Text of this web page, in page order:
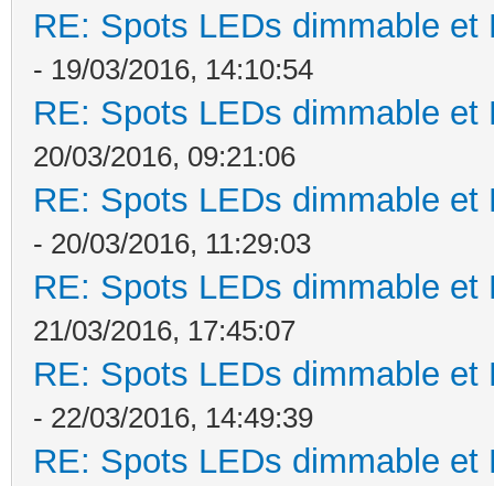
RE: Spots LEDs dimmable
- 19/03/2016, 14:10:54
RE: Spots LEDs dimmable
20/03/2016, 09:21:06
RE: Spots LEDs dimmable
- 20/03/2016, 11:29:03
RE: Spots LEDs dimmable
21/03/2016, 17:45:07
RE: Spots LEDs dimmable
- 22/03/2016, 14:49:39
RE: Spots LEDs dimmable